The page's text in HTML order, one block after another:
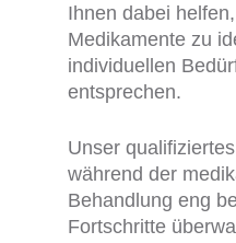
Ihnen dabei
Medikamente zu
individuellen
entsprechen.
Unser
während der
Behandlung eng
Fortschritte